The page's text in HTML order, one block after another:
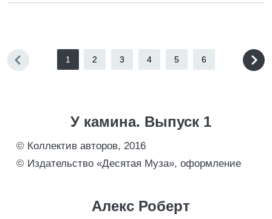
1 2 3 4 5 6
У камина. Выпуск 1
© Коллектив авторов, 2016
© Издательство «Десятая Муза», оформление
Алекс Роберт